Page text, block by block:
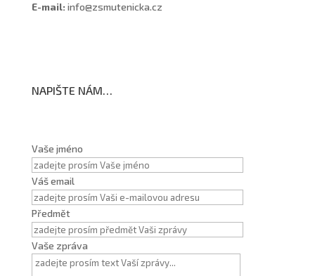
E-mail: info@zsmutenicka.cz
NAPIŠTE NÁM…
Vaše jméno
Váš email
Předmět
Vaše zpráva